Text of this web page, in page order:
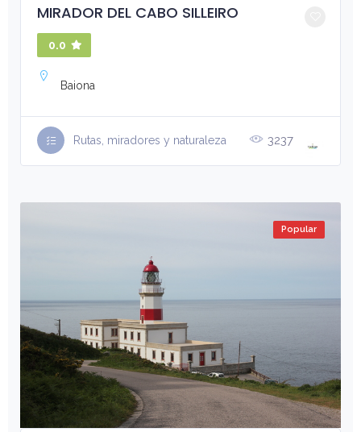
MIRADOR DEL CABO SILLEIRO
0.0
Baiona
Rutas, miradores y naturaleza 3237
Popular